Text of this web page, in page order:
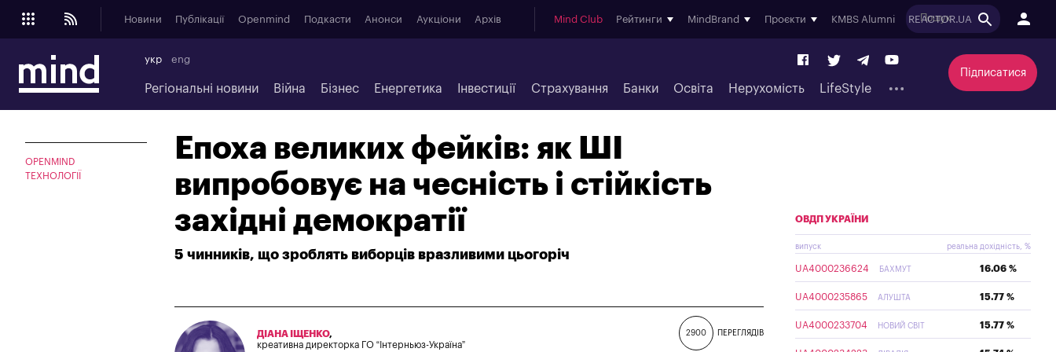
Новини Публікації Openmind Подкасти Анонси Аукціони Архів Mind Club Рейтинги MindBrand Проєкти KMBS Alumni REACTOR.UA
укр eng
Регіональні новини Війна Бізнес Енергетика Інвестиції Страхування Банки Освіта Нерухомість LifeStyle
Підписатися
OPENMIND
ТЕХНОЛОГІЇ
Епоха великих фейків: як ШІ
випробовує на чесність і стійкість
західні демократії
5 чинників, що зроблять виборців вразливими цьогоріч
2900 ПЕРЕГЛЯДІВ
ДІАНА ІЩЕНКО,
креативна директорка ГО “Інтерньюз-Україна”
ОВДП УКРАЇНИ
випуск реальна дохідність, %
UA4000236624 БАХМУТ 16.06 %
UA4000235865 АЛУШТА 15.77 %
UA4000233704 НОВИЙ СВІТ 15.77 %